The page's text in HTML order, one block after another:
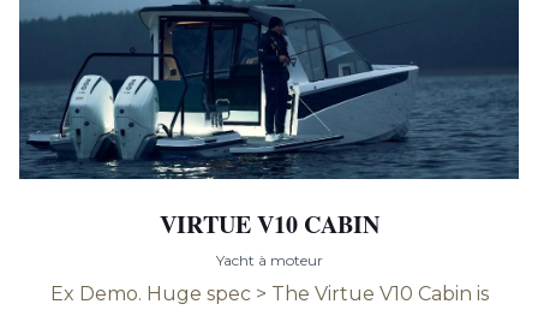
VIRTUE V10 CABIN
Yacht à moteur
Ex Demo. Huge spec > The Virtue V10 Cabin is